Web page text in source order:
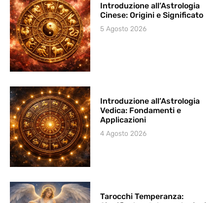
Introduzione all’Astrologia
Cinese: Origini e Significato
5 Agosto 2026
Introduzione all’Astrologia
Vedica: Fondamenti e
Applicazioni
4 Agosto 2026
Tarocchi Temperanza: